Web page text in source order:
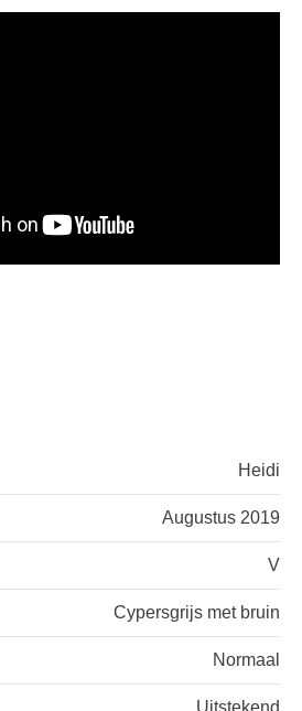
Heidi
Augustus 2019
V
Cypersgrijs met bruin
Normaal
Uitstekend